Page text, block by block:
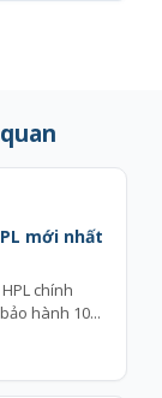
mới nhất
chính
hành 10...